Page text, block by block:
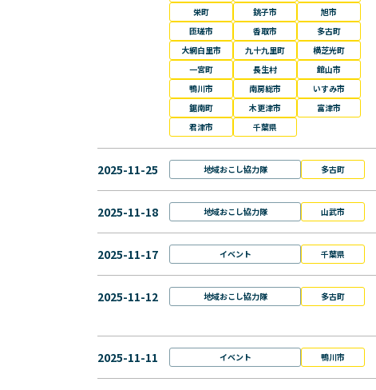
栄町
銚子市
旭市
匝瑳市
香取市
多古町
大網白里市
九十九里町
横芝光町
一宮町
長生村
館山市
鴨川市
南房総市
いすみ市
鋸南町
木更津市
富津市
君津市
千葉県
2025-11-25 地域おこし協力隊 多古町
2025-11-18 地域おこし協力隊 山武市
2025-11-17 イベント 千葉県
2025-11-12 地域おこし協力隊 多古町
2025-11-11 イベント 鴨川市